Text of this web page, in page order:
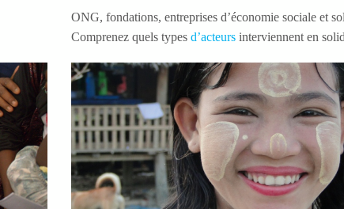
ONG, fondations, entreprises d’économie sociale et
Comprenez quels types d’acteurs interviennent en